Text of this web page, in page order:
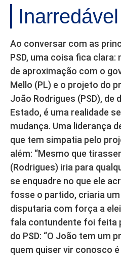
Inarredável
Ao conversar com as
PSD, uma coisa fica clara:
de aproximação com o
Mello (PL) e o projeto do
João Rodrigues (PSD), de
Estado, é uma realidade
mudança. Uma liderança
que tem simpatia pelo
além: “Mesmo que
(Rodrigues) iria para
se enquadre no que ele
fosse o partido, criaria
disputaria com força a
fala contundente foi feita
do PSD: “O João tem um
quem quiser vir conosco